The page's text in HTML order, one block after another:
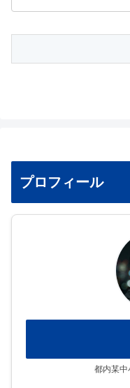
プロフィール
都内某中